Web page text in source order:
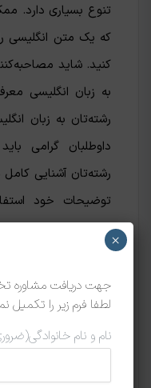
تنوع بسیاری دارد.
که یک متن انگلیسی
کنید. شاید
به زبان انگلیسی
رشته‌تان به زبان
داوطلبان گرامی
رشته‌تان آشنایی کامل
توضیحات خود
میزان تسلط‌ خود بر
اساتید نشان دهید.
معمولاً داوطلبان
شما دوستان گرامی
لطفا فرم زیر را تکمیل
نام و نام خانوادگی
×